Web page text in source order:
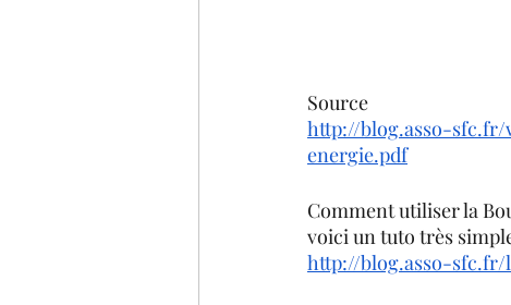
Source
http://blog.asso-sfc.fr/
energie.pdf
Comment utiliser la
voici un tuto très
http://blog.asso-